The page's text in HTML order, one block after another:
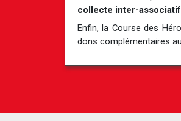
collecte inter-associatif
Enfin, la Course des
dons complémentaires